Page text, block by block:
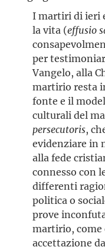
I martiri di ieri
la vita (effusio
per
Vangelo, alla
martirio resta
fonte e il
culturali del
persecutoris,
evidenziare in
alla fede
connesso con
differenti
politica o
prove
martirio, come
accettazione